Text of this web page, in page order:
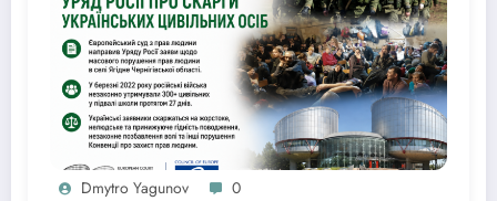
Dmytro Yagunov 0